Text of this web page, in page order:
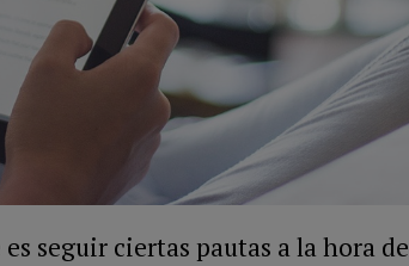
seguir ciertas pautas a la hora de